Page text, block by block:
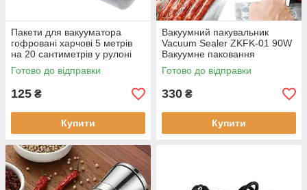
Пакети для вакууматора
гофровані харчові 5 метрів
на 20 сантиметрів у рулоні
для вакуумного пакувальника
Готово до відправки
125 ₴
Купити
Вакуумний пакувальник
Vacuum Sealer ZKFK-01 90W
Вакуумне паковання
обладнання Вакууматор
ручної продуктів
Готово до відправки
330 ₴
Купити